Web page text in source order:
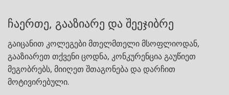
ჩაერთე, გააზიარე და შეეჯიბრე
გაიცანით კოლეგები მთელმთელი მსოფლიოდან,
გააზიარეთ თქვენი ცოდნა, კონკურენცია გაუწიეთ
მეგობრებს, მიიღეთ შთაგონება და დარჩით
მოტივირებული.